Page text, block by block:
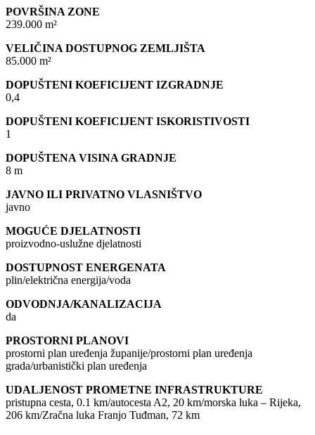
POVRŠINA ZONE
239.000 m²
VELIČINA DOSTUPNOG ZEMLJIŠTA
85.000 m²
DOPUŠTENI KOEFICIJENT IZGRADNJE
0,4
DOPUŠTENI KOEFICIJENT ISKORISTIVOSTI
1
DOPUŠTENA VISINA GRADNJE
8 m
JAVNO ILI PRIVATNO VLASNIŠTVO
javno
MOGUĆE DJELATNOSTI
proizvodno-uslužne djelatnosti
DOSTUPNOST ENERGENATA
plin/električna energija/voda
ODVODNJA/KANALIZACIJA
da
PROSTORNI PLANOVI
prostorni plan uređenja županije/prostorni plan uređenja
grada/urbanistički plan uređenja
UDALJENOST PROMETNE INFRASTRUKTURE
pristupna cesta, 0.1 km/autocesta A2, 20 km/morska luka – Rijeka,
206 km/Zračna luka Franjo Tuđman, 72 km